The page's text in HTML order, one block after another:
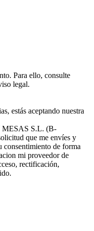
Para ello, consulte
legal.
estás aceptando nuestra
MESAS S.L. (B-
que me envíes y
de forma
mi proveedor de
rectificación,